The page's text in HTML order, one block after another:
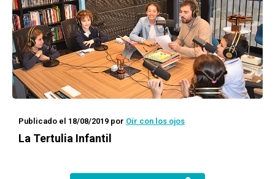
Publicado el 18/08/2019 por Oír con los ojos
La Tertulia Infantil